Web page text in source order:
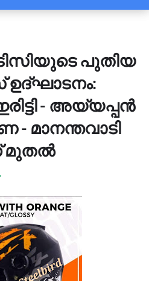
പുതിയ
- അയ്യപ്പൻ
മാനന്തവാടി
മുതൽ